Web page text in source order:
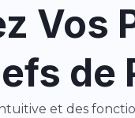
Vos
de
et des